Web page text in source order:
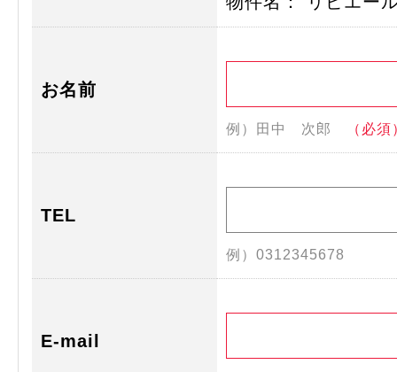
お名前
例）田中 次郎 （必須
TEL
例）0312345678
E-mail